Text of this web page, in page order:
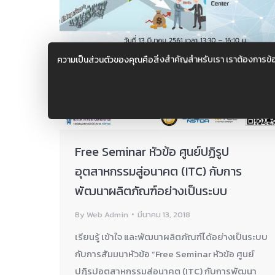
ความเป็นส่วนตัวของคุณคือสิ่งสำคัญสำหรับเรา เราต้องการ
Free Seminar หัวข้อ ศูนย์ปฏิรูป
อุตสาหกรรมสู่อนาคต (ITC) กับการ
พัฒนาผลิตภัณฑ์อย่างเป็นระบบ
By Web Admin มีนาคม 13, 2018
เรียนรู้ เข้าใจ และพัฒนาผลิตภัณฑ์ได้อย่างเป็นระบบ
กับการสัมมนาหัวข้อ “Free Seminar หัวข้อ ศูนย์
ปฏิรูปอุตสาหกรรมสู่อนาคต (ITC) กับการพัฒนา